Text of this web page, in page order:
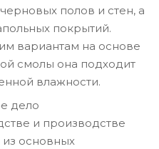
полов и стен, а
покрытий.
вариантам на основе
смолы она подходит
влажности.
дело
и производстве
основных